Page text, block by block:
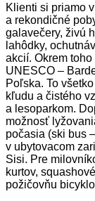
Klienti si priamo
a rekondičné
galavečery, živú
lahôdky,
akcií. Okrem
UNESCO –
Poľska. To
kľudu a čistého
a lesoparkom.
možnosť
počasia (ski bus
v ubytovacom
Sisi. Pre
kurtov,
požičovňu